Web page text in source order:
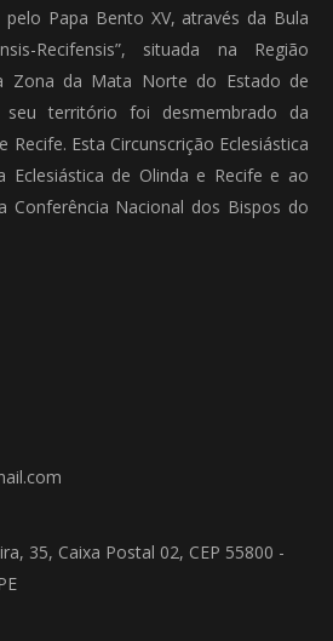
Papa Bento XV, através da Bula
Recifensis”, situada na Região
Zona da Mata Norte do Estado de
seu território foi desmembrado da
Recife. Esta Circunscrição Eclesiástica
Eclesiástica de Olinda e Recife e ao
Conferência Nacional dos Bispos do
35, Caixa Postal 02, CEP 55800 -